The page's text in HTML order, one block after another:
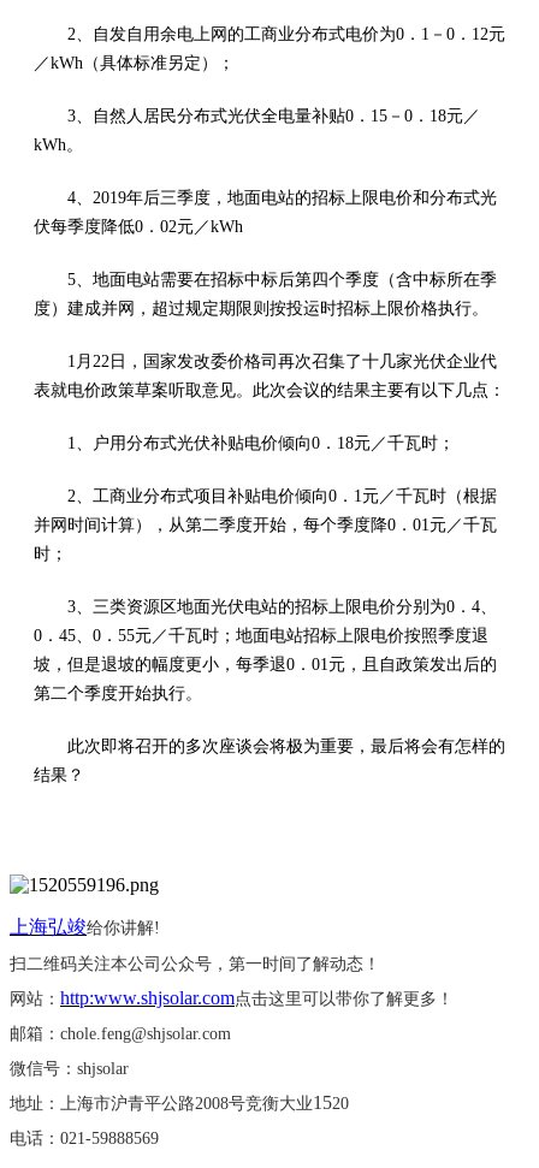
2、自发自用余电上网的工商业分布式电价为0．1－0．12元
／kWh（具体标准另定）；
3、自然人居民分布式光伏全电量补贴0．15－0．18元／
kWh。
4、2019年后三季度，地面电站的招标上限电价和分布式光
伏每季度降低0．02元／kWh
5、地面电站需要在招标中标后第四个季度（含中标所在季
度）建成并网，超过规定期限则按投运时招标上限价格执行。
1月22日，国家发改委价格司再次召集了十几家光伏企业代
表就电价政策草案听取意见。此次会议的结果主要有以下几点：
1、户用分布式光伏补贴电价倾向0．18元／千瓦时；
2、工商业分布式项目补贴电价倾向0．1元／千瓦时（根据
并网时间计算），从第二季度开始，每个季度降0．01元／千瓦
时；
3、三类资源区地面光伏电站的招标上限电价分别为0．4、
0．45、0．55元／千瓦时；地面电站招标上限电价按照季度退
坡，但是退坡的幅度更小，每季退0．01元，且自政策发出后的
第二个季度开始执行。
此次即将召开的多次座谈会将极为重要，最后将会有怎样的
结果？
上海弘竣给你讲解!
扫二维码关注本公司公众号，第一时间了解动态！
网站： http:www.shjsolar.com点击这里可以带你了解更多！
邮箱： chole.feng@shjsolar.com
微信号： shjsolar
地址：上海市沪青平公路2008号竞衡大业1520
电话： 021-59888569